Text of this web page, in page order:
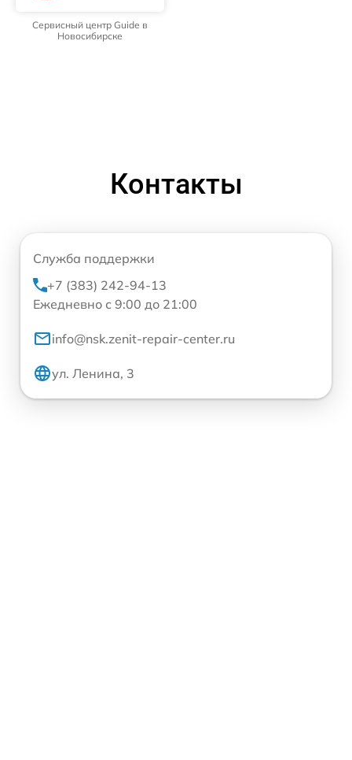
Сервисный центр Guide в
Новосибирске
Контакты
Служба поддержки
+7 (383) 242-94-13
Ежедневно с 9:00 до 21:00
info@nsk.zenit-repair-center.ru
ул. Ленина, 3